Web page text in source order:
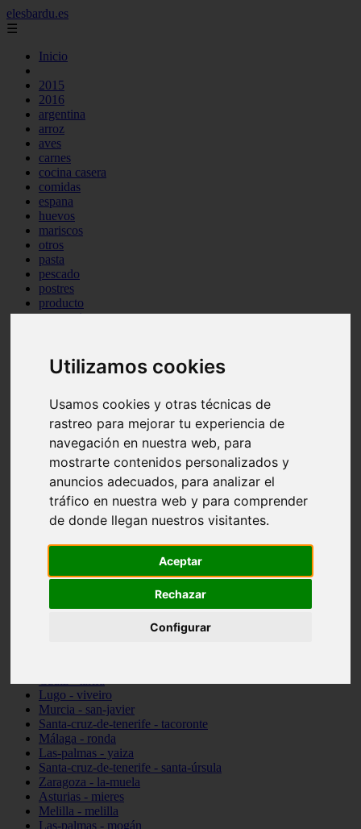
Utilizamos cookies
Usamos cookies y otras técnicas de
rastreo para mejorar tu experiencia de
navegación en nuestra web, para
mostrarte contenidos personalizados y
anuncios adecuados, para analizar el
tráfico en nuestra web y para comprender
de donde llegan nuestros visitantes.
Aceptar
Rechazar
Configurar
elesbardu.es
☰
Inicio
2015
2016
argentina
arroz
aves
carnes
cocina casera
comidas
espana
huevos
mariscos
otros
pasta
pescado
postres
producto
reposteria
verduras
vocabulario de cocina
Teruel - sarrión
Cádiz - algodonales
Illes-balears - inca
Madrid - madrid
Málaga - torremolinos
Asturias - oviedo
Cádiz - el-puerto-de-santa-maría
Asturias - aller
Toledo - illescas
Málaga - marbella
Barcelona - barcelona
Pontevedra - lalín
Cantabria - val-de-san-vicente
Lugo - viveiro
Murcia - san-javier
Santa-cruz-de-tenerife - tacoronte
Málaga - ronda
Las-palmas - yaiza
Santa-cruz-de-tenerife - santa-úrsula
Zaragoza - la-muela
Asturias - mieres
Melilla - melilla
Las-palmas - mogán